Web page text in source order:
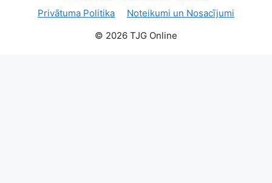
Privātuma Politika
Noteikumi un Nosacījumi
© 2026 TJG Online